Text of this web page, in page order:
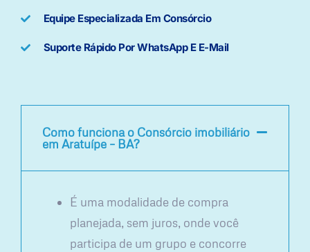
Equipe Especializada Em Consórcio
Suporte Rápido Por WhatsApp E E-Mail
Como funciona o Consórcio imobiliário
em Aratuípe – BA?
É uma modalidade de compra
planejada, sem juros, onde você
participa de um grupo e concorre